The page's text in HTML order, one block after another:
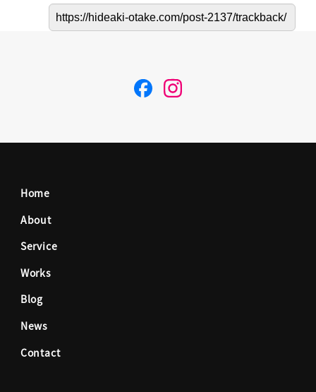
F I
Home
About
Service
Works
Blog
News
Contact